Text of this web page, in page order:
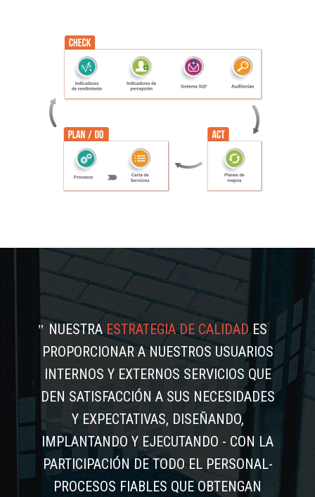
NUESTRAESTRATEGIA DE CALIDADES
PROPORCIONAR A NUESTROS USUARIOS
INTERNOS Y EXTERNOS SERVICIOS QUE
DEN SATISFACCIÓN A SUS NECESIDADES
Y EXPECTATIVAS, DISEÑANDO,
IMPLANTANDO Y EJECUTANDO - CON LA
PARTICIPACIÓN DE TODO EL PERSONAL-
PROCESOS FIABLES QUE OBTENGAN